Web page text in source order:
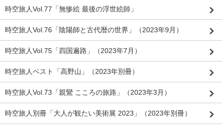
時空旅人Vol.77「無惨絵 最後の浮世絵師」
時空旅人Vol.76「陰陽師と古代暦の世界」（2023年9月）
時空旅人Vol.75「四国遍路」（2023年7月）
時空旅人ベスト「高野山」（2023年別冊）
時空旅人Vol.73「親鸞 こころの旅路」（2023年3月）
時空旅人別冊「大人が観たい美術展 2023」（2023年別冊）